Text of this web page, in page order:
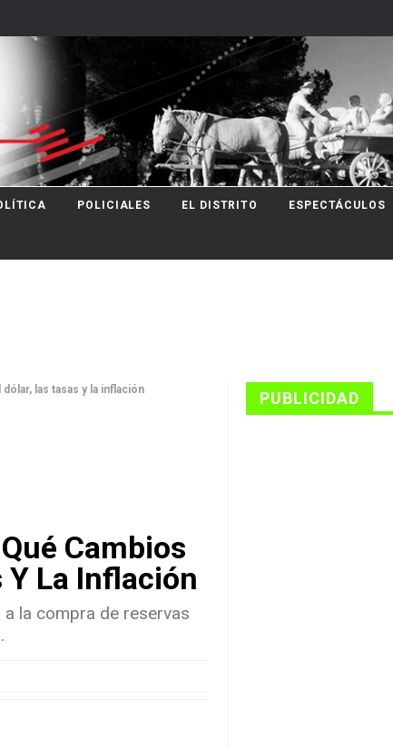
POLICIALES EL DISTRITO ESPECTÁCULOS
las tasas y la inflación
Cambios
Y La Inflación
la compra de reservas
PUBLICIDAD